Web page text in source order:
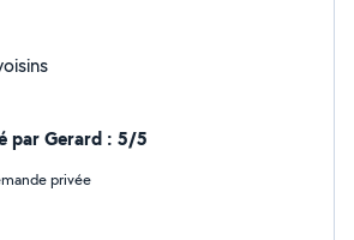
par Gerard : 5/5
privée